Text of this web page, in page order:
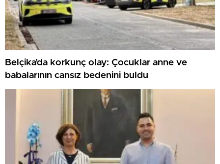
Belçika’da korkunç olay: Çocuklar anne ve
babalarının cansız bedenini buldu